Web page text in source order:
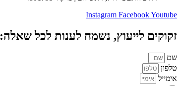
Instagram FacebookYoutube
זקוקים לייעוץ, נשמח לענות לכל שאלה:
שם
טלפון
אימייל